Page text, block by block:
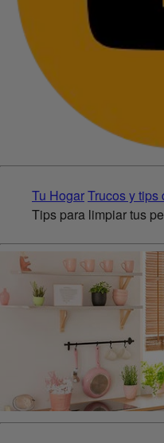
Tu HogarTrucos y tips
Tips para limpiar tus